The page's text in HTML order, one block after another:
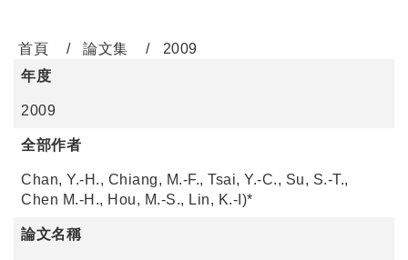
首頁 論文集
2009
年度
2009
全部作者
Chan, Y.-H., Chiang, M.-F., Tsai, Y.-C., Su, S.-T.,
Chen M.-H., Hou, M.-S., Lin, K.-I)*
論文名稱